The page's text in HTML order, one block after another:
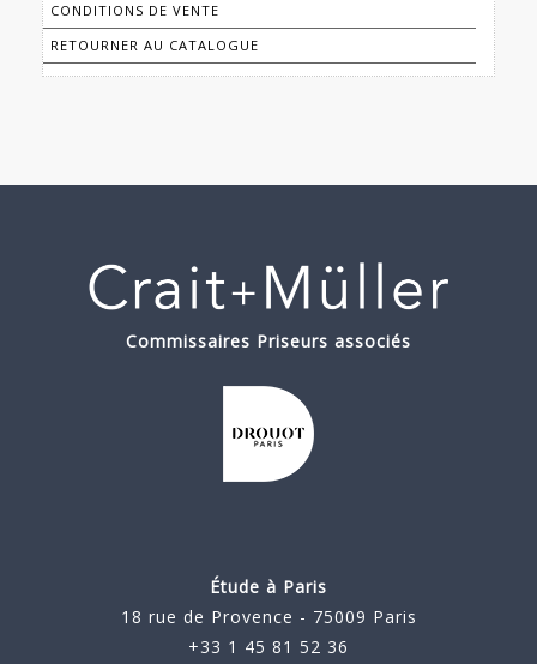
CONDITIONS DE VENTE
RETOURNER AU CATALOGUE
Commissaires Priseurs associés
Étude à Paris
18 rue de Provence - 75009 Paris
+33 1 45 81 52 36